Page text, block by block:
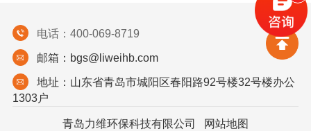
电话：400-069-8719
邮箱：bgs@liweihb.com
地址：山东省青岛市城阳区春阳路92号楼32号楼办公
1303户
青岛力维环保科技有限公司 网站地图